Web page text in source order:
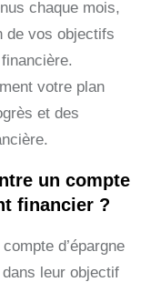
chaque mois,
de vos objectifs
votre plan
et des
un compte
financier ?
d’épargne
leur objectif